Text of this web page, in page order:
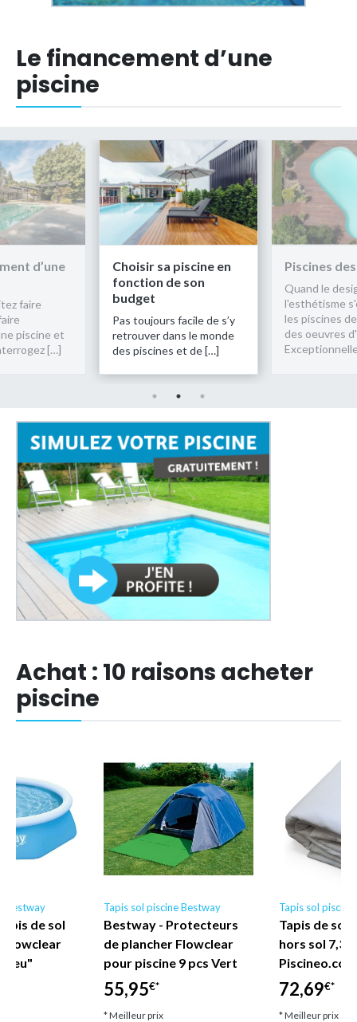
Le financement d’une
piscine
en
de s’y
le monde
et de […]
Piscines design
Quand le design et
l'esthétisme s'en mêlent,
les piscines deviennent
des oeuvres d'art.
Exceptionnelles et […]
Le
piscine
Vous
installer ou
construire
vous vous
Achat : 10 raisons acheter
piscine
Bestway
de sol
Flowclear
Tapis sol piscine Bestway
Bestway - Protecteurs
de plancher Flowclear
pour piscine 9 pcs Vert
55,95€*
* Meilleur prix
Tapis sol
Tapis de sol
hors sol 7,30
Piscineo.com
72,69€*
* Meilleur prix